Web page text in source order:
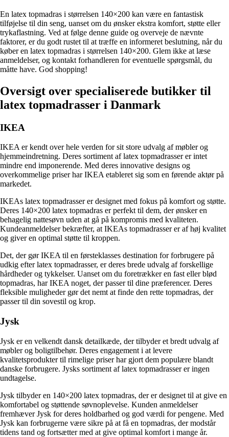
En latex topmadras i størrelsen 140×200 kan være en fantastisk
tilføjelse til din seng, uanset om du ønsker ekstra komfort, støtte eller
trykaflastning. Ved at følge denne guide og overveje de nævnte
faktorer, er du godt rustet til at træffe en informeret beslutning, når du
køber en latex topmadras i størrelsen 140×200. Glem ikke at læse
anmeldelser, og kontakt forhandleren for eventuelle spørgsmål, du
måtte have. God shopping!
Oversigt over specialiserede butikker til
latex topmadrasser i Danmark
IKEA
IKEA er kendt over hele verden for sit store udvalg af møbler og
hjemmeindretning. Deres sortiment af latex topmadrasser er intet
mindre end imponerende. Med deres innovative designs og
overkommelige priser har IKEA etableret sig som en førende aktør på
markedet.
IKEAs latex topmadrasser er designet med fokus på komfort og støtte.
Deres 140×200 latex topmadras er perfekt til dem, der ønsker en
behagelig nattesøvn uden at gå på kompromis med kvaliteten.
Kundeanmeldelser bekræfter, at IKEAs topmadrasser er af høj kvalitet
og giver en optimal støtte til kroppen.
Det, der gør IKEA til en førsteklasses destination for forbrugere på
udkig efter latex topmadrasser, er deres brede udvalg af forskellige
hårdheder og tykkelser. Uanset om du foretrækker en fast eller blød
topmadras, har IKEA noget, der passer til dine præferencer. Deres
fleksible muligheder gør det nemt at finde den rette topmadras, der
passer til din sovestil og krop.
Jysk
Jysk er en velkendt dansk detailkæde, der tilbyder et bredt udvalg af
møbler og boligtilbehør. Deres engagement i at levere
kvalitetsprodukter til rimelige priser har gjort dem populære blandt
danske forbrugere. Jysks sortiment af latex topmadrasser er ingen
undtagelse.
Jysk tilbyder en 140×200 latex topmadras, der er designet til at give en
komfortabel og støttende søvnoplevelse. Kunden anmeldelser
fremhæver Jysk for deres holdbarhed og god værdi for pengene. Med
Jysk kan forbrugerne være sikre på at få en topmadras, der modstår
tidens tand og fortsætter med at give optimal komfort i mange år.